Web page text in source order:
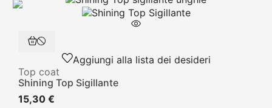
Aggiungi alla lista dei desideri
Top coat
Shining Top Sigillante
15,30 €